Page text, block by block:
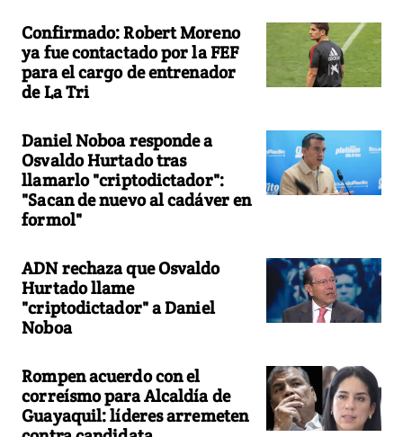
Confirmado: Robert Moreno
ya fue contactado por la FEF
para el cargo de entrenador
de La Tri
Daniel Noboa responde a
Osvaldo Hurtado tras
llamarlo "criptodictador":
"Sacan de nuevo al cadáver en
formol"
ADN rechaza que Osvaldo
Hurtado llame
"criptodictador" a Daniel
Noboa
Rompen acuerdo con el
correísmo para Alcaldía de
Guayaquil: líderes arremeten